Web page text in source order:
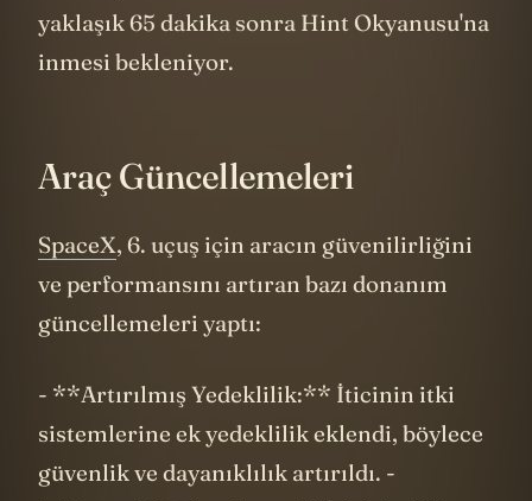
yaklaşık 65 dakika sonra Hint Okyanusu'na
inmesi bekleniyor.
Araç Güncellemeleri
SpaceX, 6. uçuş için aracın güvenilirliğini
ve performansını artıran bazı donanım
güncellemeleri yaptı:
- **Artırılmış Yedeklilik:** İticinin itki
sistemlerine ek yedeklilik eklendi, böylece
güvenlik ve dayanıklılık artırıldı. -